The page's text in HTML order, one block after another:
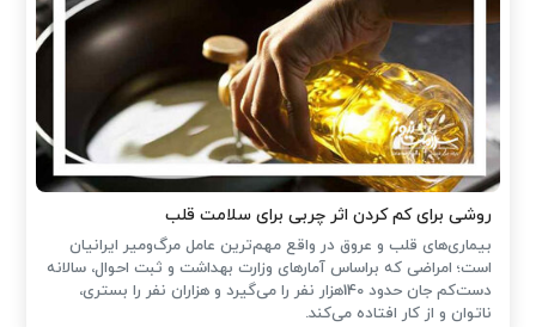
روشی برای کم کردن اثر چربی برای سلامت قلب
بیماری‌های قلب و عروق در واقع مهم‌ترین عامل مرگ‌ومیر ایرانیان
است؛ امراضی که براساس آمارهای وزارت بهداشت و ثبت احوال، سالانه
دست‌کم جان حدود 140هزار نفر را می‌گیرد و هزاران نفر را بستری،
ناتوان و از کار افتاده می‌کند.